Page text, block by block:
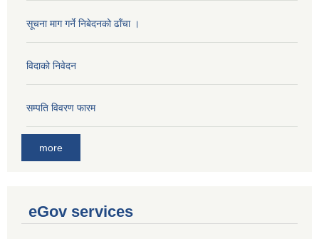
सूचना माग गर्ने निबेदनको ढाँचा ।
विदाको निवेदन
सम्पति विवरण फारम
more
eGov services